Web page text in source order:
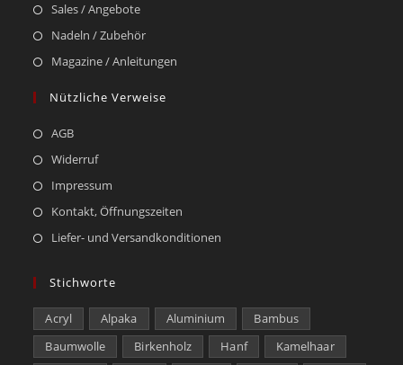
Sales / Angebote
Nadeln / Zubehör
Magazine / Anleitungen
Nützliche Verweise
AGB
Widerruf
Impressum
Kontakt, Öffnungszeiten
Liefer- und Versandkonditionen
Stichworte
Acryl Alpaka Aluminium
Bambus
Baumwolle
Birkenholz Hanf
Kamelhaar